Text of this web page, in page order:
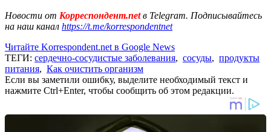
Новости от Корреспондент.netв Telegram. Подписывайтесь
на наш канал https://t.me/korrespondentnet
Читайте Korrespondent.net в Google News
ТЕГИ: сердечно-сосудистые заболевания, сосуды, продукты
питания, Как очистить организм
Если вы заметили ошибку, выделите необходимый текст и
нажмите Ctrl+Enter, чтобы сообщить об этом редакции.